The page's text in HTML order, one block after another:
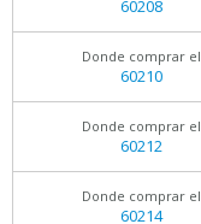
60208
Donde comprar el
60210
Donde comprar el
60212
Donde comprar el
60214